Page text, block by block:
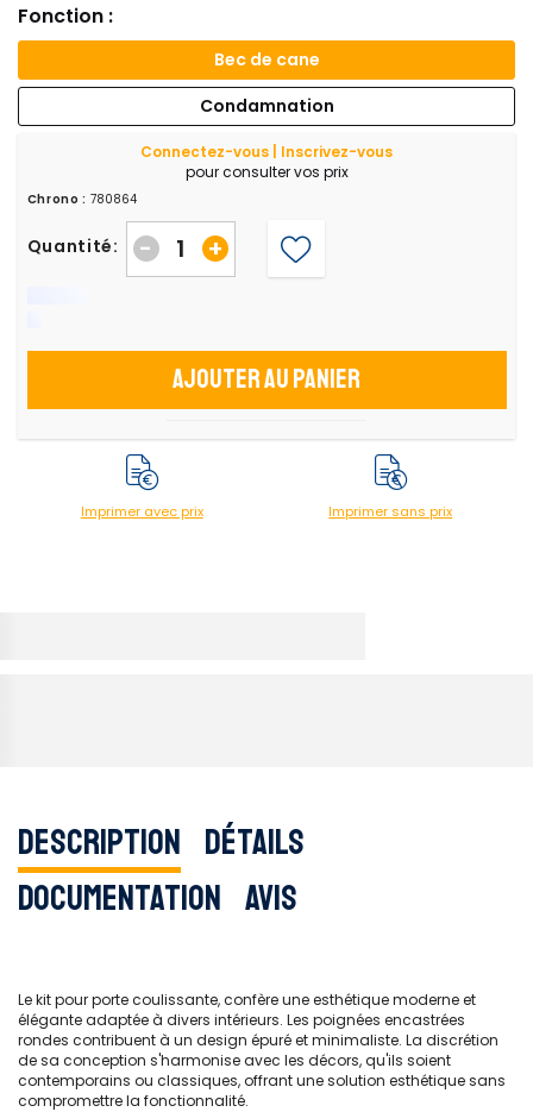
Fonction :
Bec de cane
Condamnation
Connectez-vous | Inscrivez-vous
pour consulter vos prix
Chrono : 780864
Quantité: +
-
Ajouter au panier
Imprimer avec prix Imprimer sans prix
Description Détails
Documentation Avis
Le kit pour porte coulissante, confère une esthétique moderne et
élégante adaptée à divers intérieurs. Les poignées encastrées
rondes contribuent à un design épuré et minimaliste. La discrétion
de sa conception s'harmonise avec les décors, qu'ils soient
contemporains ou classiques, offrant une solution esthétique sans
compromettre la fonctionnalité.